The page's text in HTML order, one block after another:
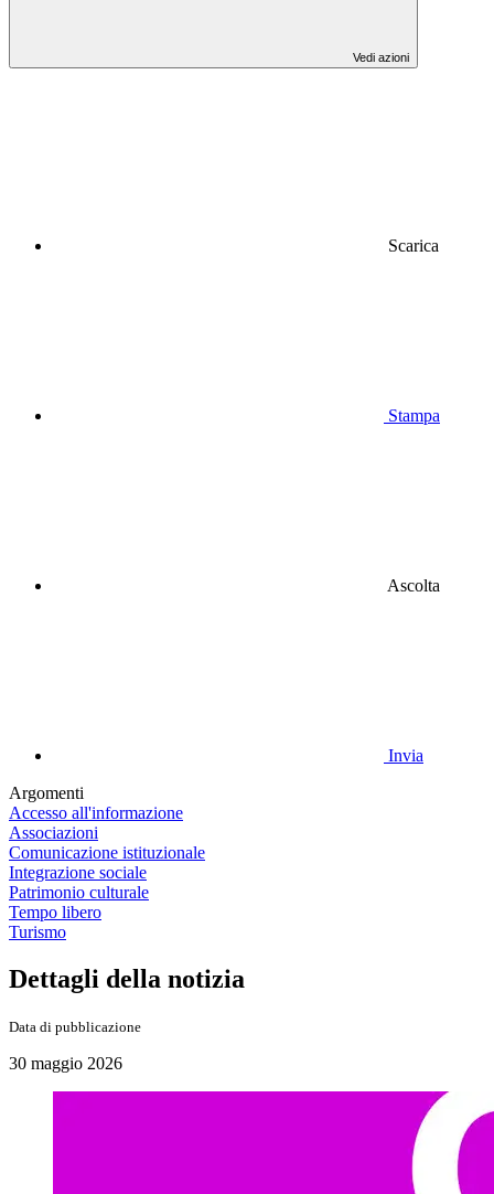
Vedi azioni
Scarica
Stampa
Ascolta
Invia
Argomenti
Accesso all'informazione
Associazioni
Comunicazione istituzionale
Integrazione sociale
Patrimonio culturale
Tempo libero
Turismo
Dettagli della notizia
Data di pubblicazione
30 maggio 2026